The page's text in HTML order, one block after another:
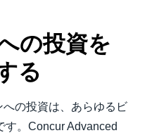
の投資を
る
の投資は、あらゆるビ
す。Concur Advanced